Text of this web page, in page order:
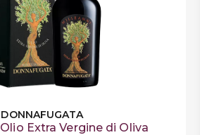
DONNAFUGATA
Extra Vergine di Oliva